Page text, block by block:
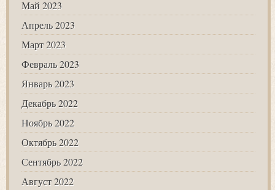
Май 2023
Апрель 2023
Март 2023
Февраль 2023
Январь 2023
Декабрь 2022
Ноябрь 2022
Октябрь 2022
Сентябрь 2022
Август 2022